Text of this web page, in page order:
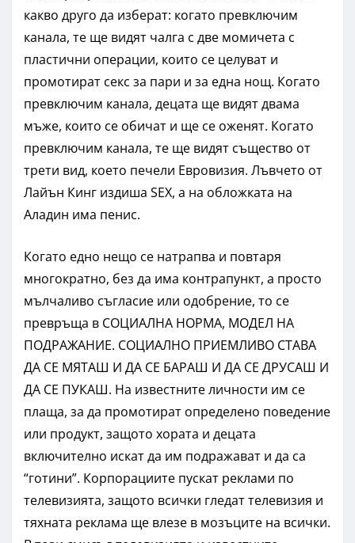
какво друго да изберат: когато превключим
канала, те ще видят чалга с две момичета с
пластични операции, които се целуват и
промотират секс за пари и за една нощ. Когато
превключим канала, децата ще видят двама
мъже, които се обичат и ще се оженят. Когато
превключим канала, те ще видят същество от
трети вид, което печели Евровизия. Лъвчето от
Лайън Кинг издиша SEX, а на обложката на
Аладин има пенис.
Когато едно нещо се натрапва и повтаря
многократно, без да има контрапункт, а просто
мълчаливо съгласие или одобрение, то се
превръща в СОЦИАЛНА НОРМА, МОДЕЛ НА
ПОДРАЖАНИЕ. СОЦИАЛНО ПРИЕМЛИВО СТАВА
ДА СЕ МЯТАШ И ДА СЕ БАРАШ И ДА СЕ ДРУСАШ И
ДА СЕ ПУКАШ. На известните личности им се
плаща, за да промотират определено поведение
или продукт, защото хората и децата
включително искат да им подражават и да са
“готини”. Корпорациите пускат реклами по
телевизията, защото всички гледат телевизия и
тяхната реклама ще влезе в мозъците на всички.